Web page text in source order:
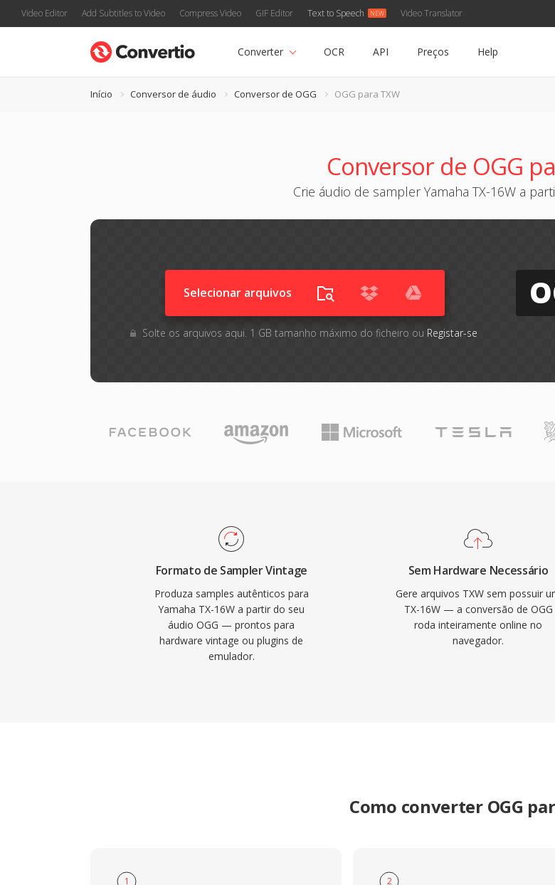
Video Editor Add Subtitles to Video Compress Video GIF Editor Text to Speech Video Translator
Converter OCR API Preços Help
Início Conversor de áudio Conversor de OGG OGG para TXW
Conversor de OGG
Crie áudio de sampler Yamaha TX-16W a
Selecionar arquivos
Solte os arquivos aqui. 1 GB tamanho máximo do ficheiro ou Registar-se
Formato de Sampler Vintage
Produza samples autênticos para
Yamaha TX-16W a partir do seu
áudio OGG — prontos para
hardware vintage ou plugins de
emulador.
Sem Hardware Necessário
Gere arquivos TXW sem possuir
TX-16W — a conversão de OGG
roda inteiramente online no
navegador.
Como converter OGG
1 2